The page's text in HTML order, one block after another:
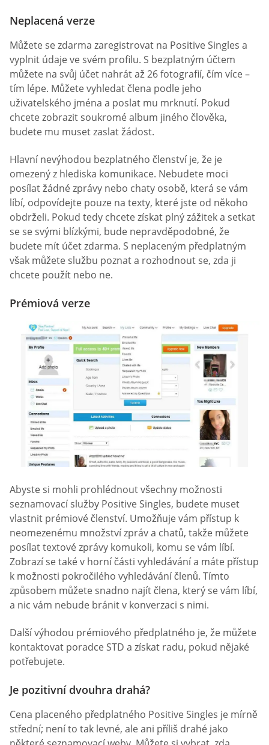
Neplacená verze
Můžete se zdarma zaregistrovat na Positive Singles a
vyplnit údaje ve svém profilu. S bezplatným účtem
můžete na svůj účet nahrát až 26 fotografií, čím více –
tím lépe. Můžete vyhledat člena podle jeho
uživatelského jména a poslat mu mrknutí. Pokud
chcete zobrazit soukromé album jiného člověka,
budete mu muset zaslat žádost.
Hlavní nevýhodou bezplatného členství je, že je
omezený z hlediska komunikace. Nebudete moci
posílat žádné zprávy nebo chaty osobě, která se vám
líbí, odpovídejte pouze na texty, které jste od někoho
obdrželi. Pokud tedy chcete získat plný zážitek a setkat
se se svými blízkými, bude nepravděpodobné, že
budete mít účet zdarma. S neplaceným předplatným
však můžete službu poznat a rozhodnout se, zda ji
chcete použít nebo ne.
Prémiová verze
Abyste si mohli prohlédnout všechny možnosti
seznamovací služby Positive Singles, budete muset
vlastnit prémiové členství. Umožňuje vám přístup k
neomezenému množství zpráv a chatů, takže můžete
posílat textové zprávy komukoli, komu se vám líbí.
Zobrazí se také v horní části vyhledávání a máte přístup
k možnosti pokročilého vyhledávání členů. Tímto
způsobem můžete snadno najít člena, který se vám líbí,
a nic vám nebude bránit v konverzaci s nimi.
Další výhodou prémiového předplatného je, že můžete
kontaktovat poradce STD a získat radu, pokud nějaké
potřebujete.
Je pozitivní dvouhra drahá?
Cena placeného předplatného Positive Singles je mírně
střední; není to tak levné, ale ani příliš drahé jako